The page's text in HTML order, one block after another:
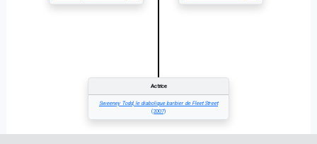
Actrice
Sweeney Todd, le diabolique barbier de Fleet Street
(2007)